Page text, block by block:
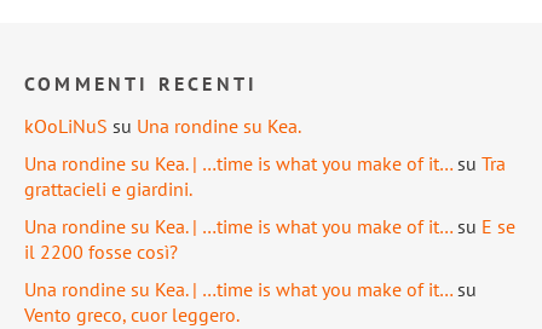
COMMENTI RECENTI
kOoLiNuS su Una rondine su Kea.
Una rondine su Kea. | …time is what you make of it… su Tra
grattacieli e giardini.
Una rondine su Kea. | …time is what you make of it… su E se
il 2200 fosse così?
Una rondine su Kea. | …time is what you make of it… su
Vento greco, cuor leggero.